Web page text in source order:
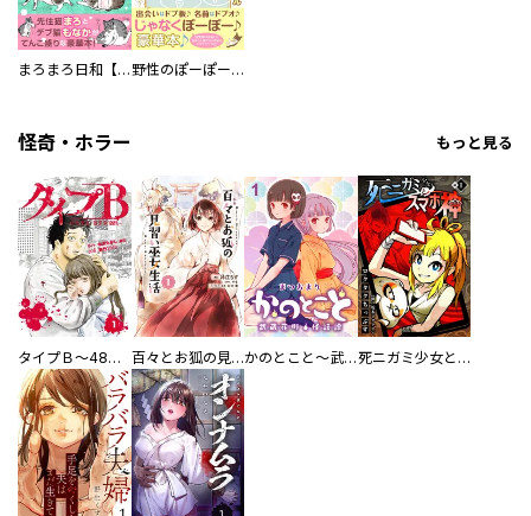
まろまろ日和【豪華版】 野性のぽーぽー【豪華版】
怪奇・ホラー もっと見る
タイプＢ～48時間後、致死率100％～【単話】 百々とお狐の見習い巫女生活【単行本版】 かのとこと～武蔵花町怪話譚～ 【連載版】 死ニガミ少女とスマホ神